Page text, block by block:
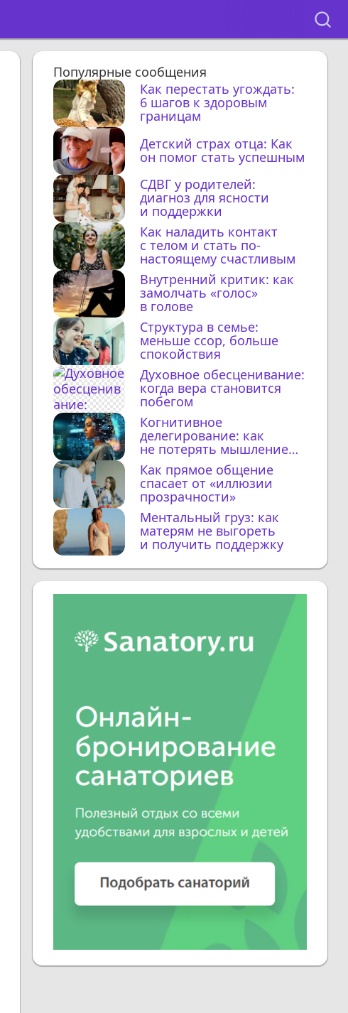
Популярные сообщения
Как перестать угождать:
6 шагов к здоровым
границам
Детский страх отца: Как
он помог стать успешным
СДВГ у родителей:
диагноз для ясности
и поддержки
Как наладить контакт
с телом и стать по-
настоящему счастливым
Внутренний критик: как
замолчать «голос»
в голове
Структура в семье:
меньше ссор, больше
спокойствия
Духовное обесценивание:
когда вера становится
побегом
Когнитивное
делегирование: как
не потерять мышление
с ИИ
Как прямое общение
спасает от «иллюзии
прозрачности»
Ментальный груз: как
матерям не выгореть
и получить поддержку